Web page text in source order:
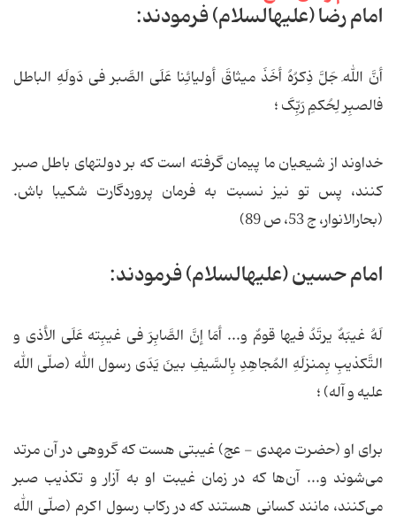
امام رضا (علیه‏السلام) فرمودند:
أنَّ اللهَ جَلَّ ذِکرُهُ أخَذَ میثاقَ أولیائِنا عَلَی الصَّبر فی دَولَهِ الباطل
فالصبِر لِحُکمِ رَبِّکَ ؛
خداوند از شیعیان ما پیمان گرفته است که بر دولت‏های باطل صبر
کنند، پس تو نیز نسبت به فرمان پروردگارت شکیبا باش.
(بحارالانوار، ج 53، ص 89)
امام حسین (علیه‏السلام) فرمودند:
لَهُ غیبَهٌ یرتَدُ فیها قومٌ و... أمَا إنَّ الصَّابِرَ فی غیبِته عَلَی الأذی و
التَّکذیبِ بِمنزلَهِ المُجاهِدِ بِالسَّیفِ بینَ یَدَی رسول الله (صلّی الله
علیه و آله) ؛
برای او (حضرت مهدی - عج) غیبتی هست که گروهی در آن مرتد
می‌شوند و... آن‌ها که در زمان غیبت او به آزار و تکذیب صبر
می‌کنند، مانند کسانی هستند که در رکاب رسول اکرم (صلّی الله